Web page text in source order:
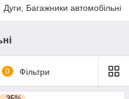
Дуги, Багажники автомобільні
0 Фільтри